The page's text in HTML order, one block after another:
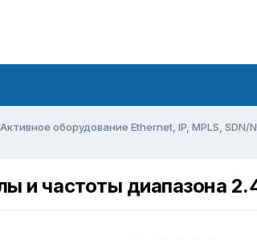
Активное оборудование Ethernet, IP, MPLS, SDN/
и частоты диапазона